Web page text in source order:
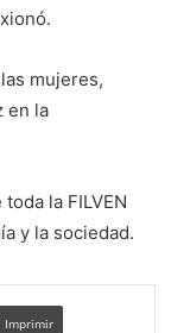
mujeres,
en la
la FILVEN
y la sociedad.
Imprimir